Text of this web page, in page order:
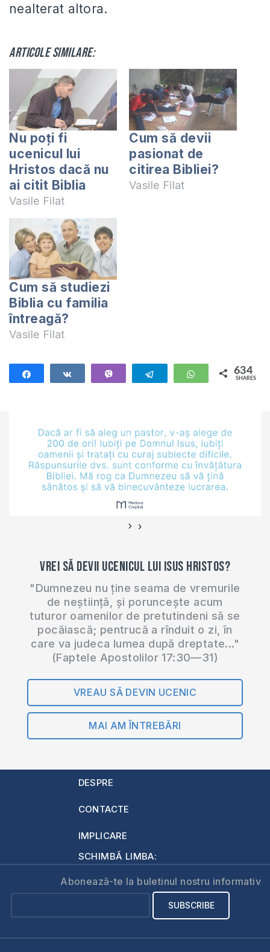
nealterat altora.
Articole similare:
Nu poți fi
ucenicul lui
Hristos dacă nu
ai citit Biblia
Vasile Filat
Cum să devii
pasionat de
citirea Bibliei?
Vasile Filat
Cum să studiezi
Biblia cu familia
întreagă?
Vasile Filat
Telegram WhatsApp
634
SHARES
‹ ›
Vrei să devii ucenicul lui Isus Hristos?
"Dumnezeu nu ține seama de vremurile
de neștiință, și poruncește acum
tuturor oamenilor de pretutindeni să se
pocăiască; pentrucă a rînduit o zi, în
care va judeca lumea după dreptate..."
(Faptele Apostolilor 17:30—31)
VREAU SĂ DEVIN UCENIC
MAI AM ÎNTREBĂRI
DESPRE
CONTACTE
IMPLICARE
SCHIMBĂ LIMBA:
Abonează-te la buletinul nostru informativ